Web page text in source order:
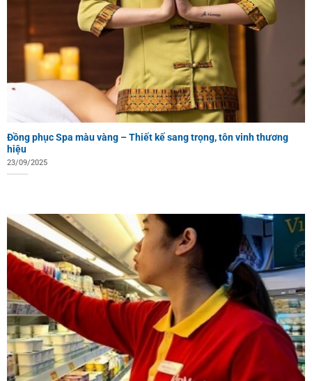
Đồng phục Spa màu vàng – Thiết kế sang trọng, tôn vinh thương
hiệu
23/09/2025